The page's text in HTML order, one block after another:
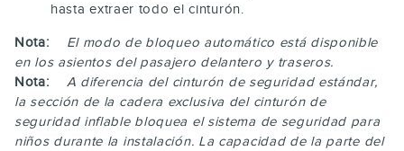
hasta extraer todo el cinturón.
Nota:
El modo de bloqueo automático está disponible
en los asientos del pasajero delantero y traseros.
Nota:
A diferencia del cinturón de seguridad estándar,
la sección de la cadera exclusiva del cinturón de
seguridad inflable bloquea el sistema de seguridad para
niños durante la instalación. La capacidad de la parte del